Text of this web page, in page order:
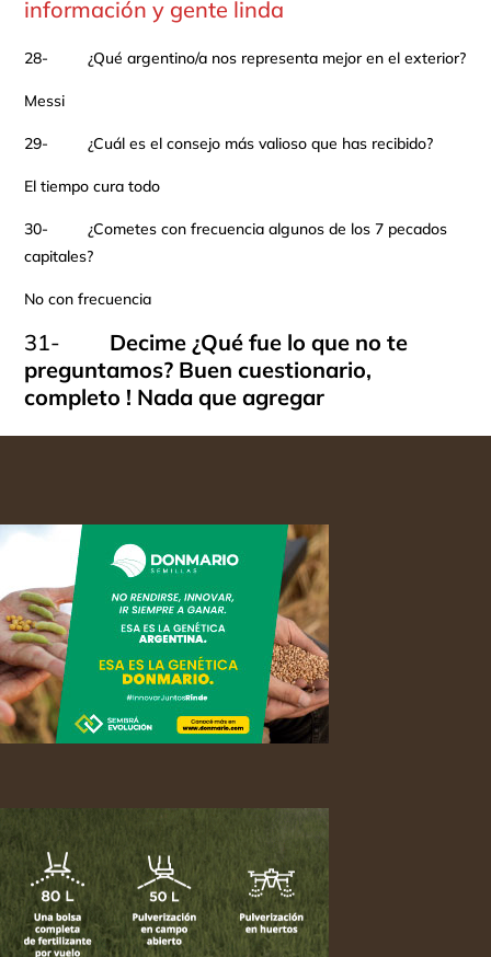
información y gente linda
28- ¿Qué argentino/a nos representa mejor en el exterior?
Messi
29- ¿Cuál es el consejo más valioso que has recibido?
El tiempo cura todo
30- ¿Cometes con frecuencia algunos de los 7 pecados
capitales?
No con frecuencia
31- Decime ¿Qué fue lo que no te
preguntamos? Buen cuestionario,
completo ! Nada que agregar